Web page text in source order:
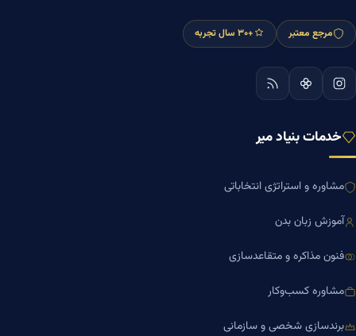
مرجع معتبر +۳۰ سال تجربه
خدمات بنیاد میر
مشاوره و استراتژی انتخاباتی
آموزش زبان بدن
فنون مذاکره و متقاعدسازی
مشاوره کسب‌وکار
برندسازی شخصی و سازمانی